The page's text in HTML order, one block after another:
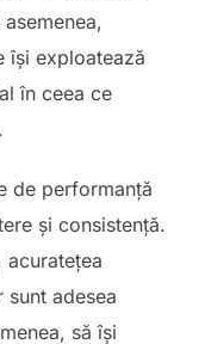
își exploatează
în ceea ce
de performanță
și consistență.
sunt adesea
să își